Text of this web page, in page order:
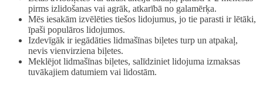
pirms izlidošanas vai agrāk, atkarībā no galamērķa.
Mēs iesakām izvēlēties tiešos lidojumus, jo tie parasti ir lētāki,
īpaši populāros lidojumos.
Izdevīgāk ir iegādāties lidmašīnas biļetes turp un atpakaļ,
nevis vienvirziena biļetes.
Meklējot lidmašīnas biļetes, salīdziniet lidojuma izmaksas
tuvākajiem datumiem vai lidostām.